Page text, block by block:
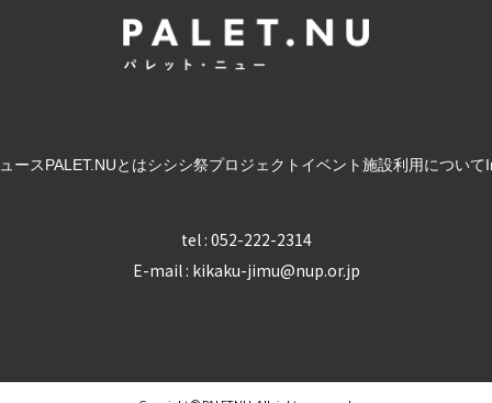
ースPALET.NUとはシシシ祭プロジェクト イベント施設利用について
tel : 052-222-2314
E-mail : kikaku-jimu@nup.or.jp